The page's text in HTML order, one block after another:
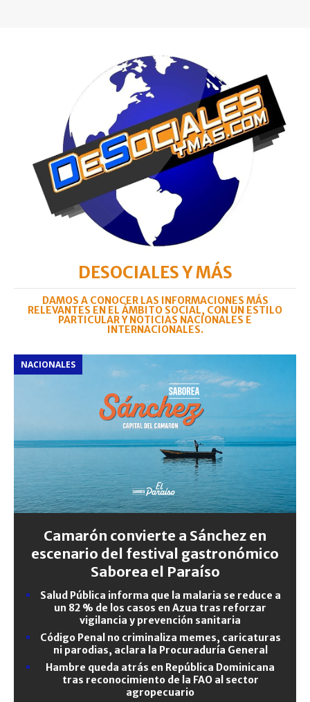
DESOCIALES Y MÁS
DAMOS A CONOCER LAS INFORMACIONES MÁS
RELEVANTES EN EL ÁMBITO SOCIAL, CON UN ESTILO
PARTICULAR Y NOTICIAS NACIONALES E
INTERNACIONALES.
NACIONALES
Camarón convierte a Sánchez en
escenario del festival gastronómico
Saborea el Paraíso
Salud Pública informa que la malaria se reduce a
un 82 % de los casos en Azua tras reforzar
vigilancia y prevención sanitaria
Código Penal no criminaliza memes, caricaturas
ni parodias, aclara la Procuraduría General
Hambre queda atrás en República Dominicana
tras reconocimiento de la FAO al sector
agropecuario